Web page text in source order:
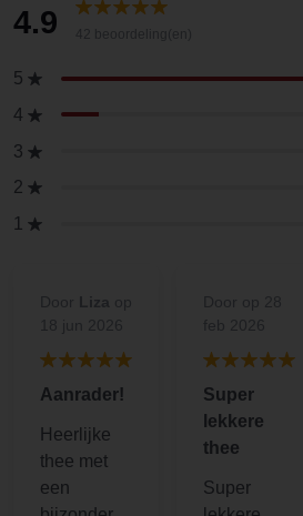
4.9
5
4
3
2
1
Aanrader!
Heerlijke
thee met
een
Super
lekkere
thee
Super